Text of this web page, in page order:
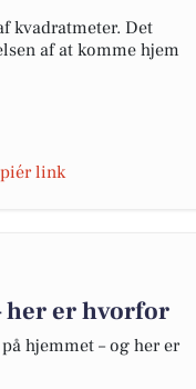
kvadratmeter. Det
af at komme hjem
link
her er hvorfor
hjemmet – og her er